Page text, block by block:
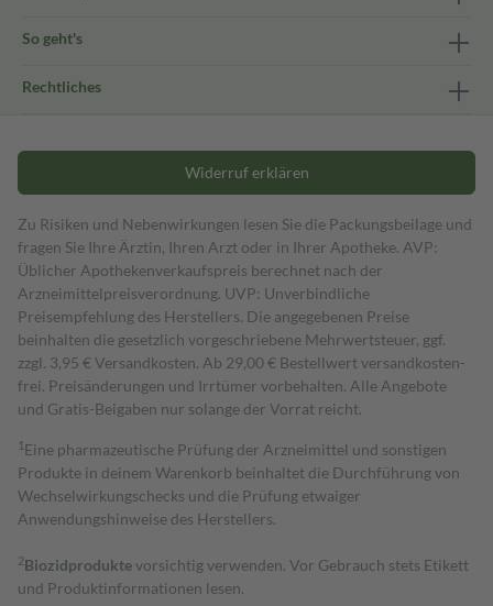
So geht's
Rechtliches
Widerruf erklären
Zu Risiken und Nebenwirkungen lesen Sie die Packungsbeilage und
fragen Sie Ihre Ärztin, Ihren Arzt oder in Ihrer Apotheke. AVP:
Üblicher Apothekenverkaufspreis berechnet nach der
Arzneimittelpreisverordnung. UVP: Unverbindliche
Preisempfehlung des Herstellers. Die angegebenen Preise
beinhalten die gesetzlich vorgeschriebene Mehrwertsteuer, ggf.
zzgl. 3,95 € Versandkosten. Ab 29,00 € Bestell­wert versand­kosten­
frei. Preisänderungen und Irrtümer vorbehalten. Alle Angebote
und Gratis-Beigaben nur solange der Vorrat reicht.
1 Eine pharmazeutische Prüfung der Arzneimittel und sonstigen
Produkte in deinem Warenkorb beinhaltet die Durchführung von
Wechselwirkungschecks und die Prüfung etwaiger
Anwendungshinweise des Herstellers.
2Biozidproduktevorsichtig verwenden. Vor Gebrauch stets Etikett
und Produktinformationen lesen.